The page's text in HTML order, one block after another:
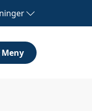
Meny